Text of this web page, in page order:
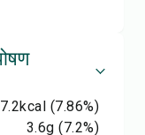
kcal (7.86%)
3.6g (7.2%)